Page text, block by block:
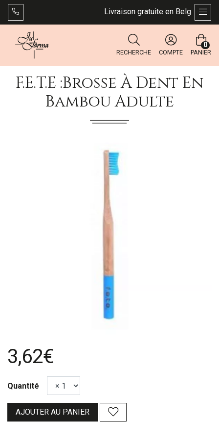
Livraison gratuite en Belgique
RECHERCHE COMPTE PANIER
0
F.E.T.E :Brosse À Dent En
Bambou Adulte
3,62€
Quantité
AJOUTER AU PANIER